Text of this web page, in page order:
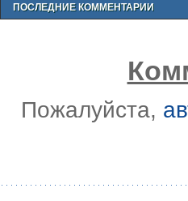
ПОСЛЕДНИЕ КОММЕНТАРИИ
Пожалуйста,